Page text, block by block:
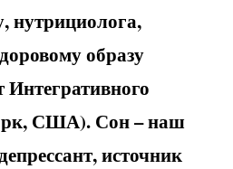
нутрициолога,
образу
США). Сон – наш
источник